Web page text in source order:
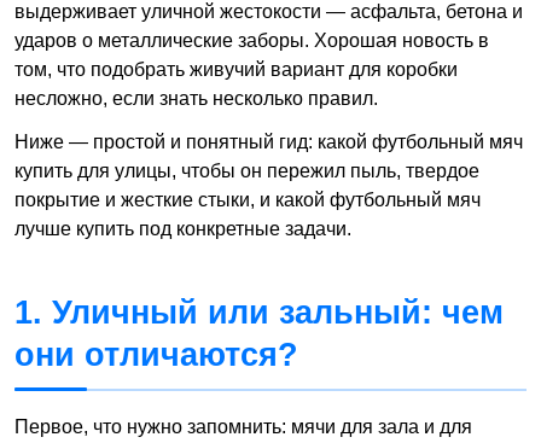
выдерживает уличной жестокости — асфальта, бетона и
ударов о металлические заборы. Хорошая новость в
том, что подобрать живучий вариант для коробки
несложно, если знать несколько правил.
Ниже — простой и понятный гид: какой футбольный мяч
купить для улицы, чтобы он пережил пыль, твердое
покрытие и жесткие стыки, и какой футбольный мяч
лучше купить под конкретные задачи.
1. Уличный или зальный: чем
они отличаются?
Первое, что нужно запомнить: мячи для зала и для